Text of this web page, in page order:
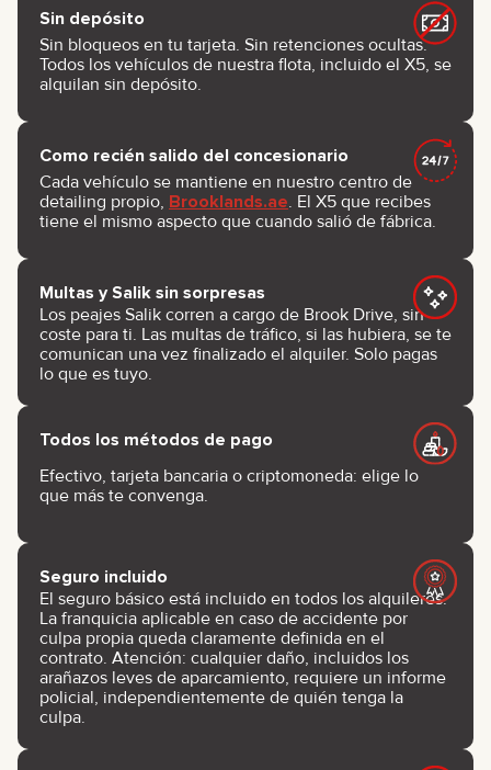
Sin depósito
Sin bloqueos en tu tarjeta. Sin retenciones ocultas.
Todos los vehículos de nuestra flota, incluido el X5, se
alquilan sin depósito.
Como recién salido del concesionario
Cada vehículo se mantiene en nuestro centro de
detailing propio, Brooklands.ae. El X5 que recibes
tiene el mismo aspecto que cuando salió de fábrica.
Multas y Salik sin sorpresas
Los peajes Salik corren a cargo de Brook Drive, sin
coste para ti. Las multas de tráfico, si las hubiera, se te
comunican una vez finalizado el alquiler. Solo pagas
lo que es tuyo.
Todos los métodos de pago
Efectivo, tarjeta bancaria o criptomoneda: elige lo
que más te convenga.
Seguro incluido
El seguro básico está incluido en todos los alquileres.
La franquicia aplicable en caso de accidente por
culpa propia queda claramente definida en el
contrato. Atención: cualquier daño, incluidos los
arañazos leves de aparcamiento, requiere un informe
policial, independientemente de quién tenga la
culpa.